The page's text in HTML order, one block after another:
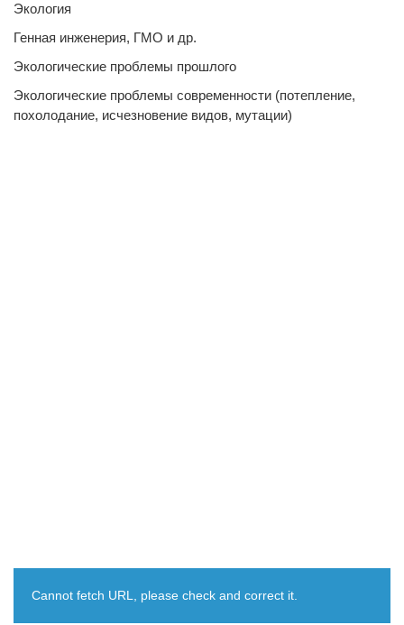
Экология
Генная инженерия, ГМО и др.
Экологические проблемы прошлого
Экологические проблемы современности (потепление,
похолодание, исчезновение видов, мутации)
Cannot fetch URL, please check and correct it.